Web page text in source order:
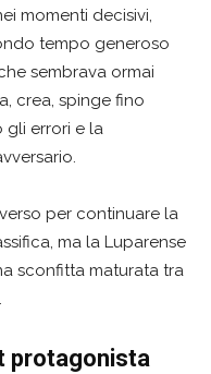
momenti decisivi,
tempo generoso
sembrava ormai
crea, spinge fino
gli errori e la
per continuare la
ma la Luparense
sconfitta maturata tra
protagonista